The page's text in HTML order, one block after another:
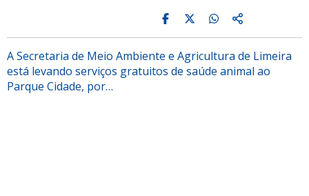
A Secretaria de Meio Ambiente e Agricultura de Limeira
está levando serviços gratuitos de saúde animal ao
Parque Cidade, por…